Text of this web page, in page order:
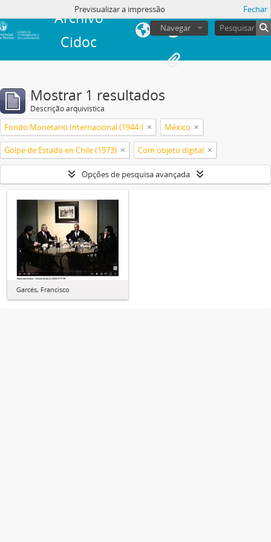
Archivo
Cidoc
Navegar
Previsualizar a impressão Fechar
Mostrar 1 resultados
Descrição arquivística
Fondo Monetario Internacional (1944-) México
Golpe de Estado en Chile (1973) Com objeto digital
Opções de pesquisa avançada
Garcés, Francisco